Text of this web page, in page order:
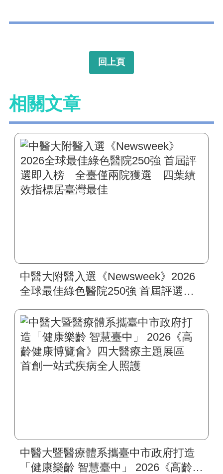
回上頁
相關文章
中醫大附醫入選《Newsweek》2026
全球最佳綠色醫院250強 首屆評選即
標居臺灣最佳
中醫大暨醫療體系攜臺中市政府打造
「健康樂齡 智慧臺中」 2026《高齡健